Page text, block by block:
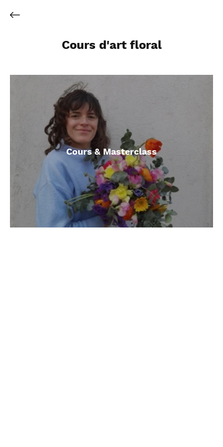
Cours & Masterclass
Cours d'art floral